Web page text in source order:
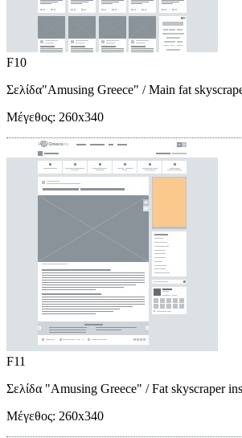
F10
Σελίδα"Amusing Greece" / Main fat
Μέγεθος: 260x340
F11
Σελίδα "Amusing Greece" / Fat skyscraper
Μέγεθος: 260x340